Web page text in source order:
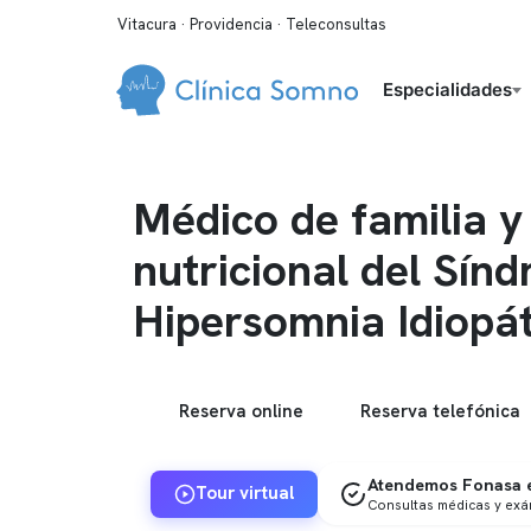
Vitacura · Providencia · Teleconsultas
Especialidades
Médico de familia
nutricional del
Hipersomnia
Reserva online Reserva telefónica
Tour virtual Atendemos Fonasa
Consultas médicas y